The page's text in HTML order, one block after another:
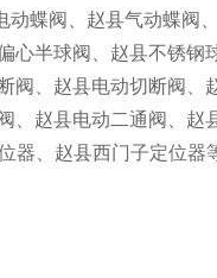
蝶阀、赵县气动蝶阀
心半球阀、赵县不锈
、赵县电动切断阀、
、赵县电动二通阀、
器、赵县西门子定位器